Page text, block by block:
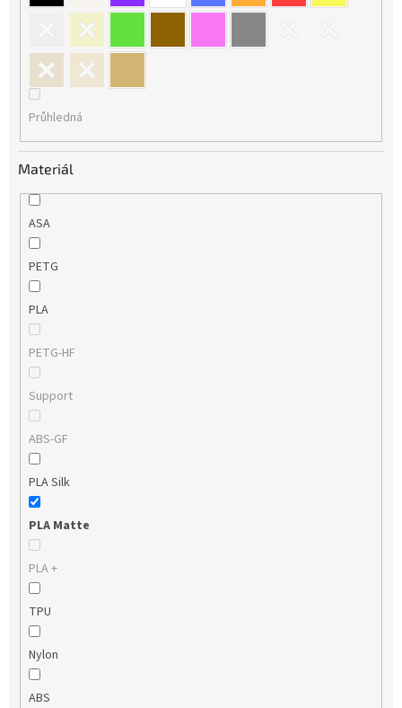
Průhledná
Materiál
ASA
PETG
PLA
PETG-HF
Support
ABS-GF
PLA Silk
PLA Matte
PLA +
TPU
Nylon
ABS